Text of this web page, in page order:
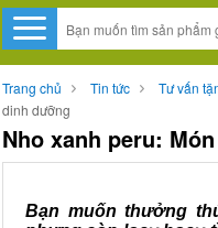
Trang chủ Tin tức Tư vấn
dinh dưỡng
Nho xanh peru:
Bạn muốn thưởng